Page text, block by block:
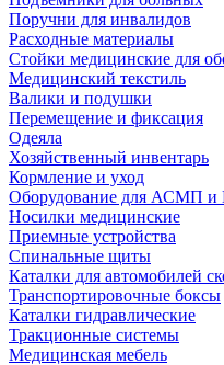
Поручни для инвалидов
Расходные материалы
Стойки медицинские для
Медицинский текстиль
Валики и подушки
Перемещение и фиксация
Одеяла
Хозяйственный инвентарь
Кормление и уход
Оборудование для АСМП
Носилки медицинские
Приемные устройства
Спинальные щиты
Каталки для автомобилей
Транспортировочные боксы
Каталки гидравлические
Тракционные системы
Медицинская мебель